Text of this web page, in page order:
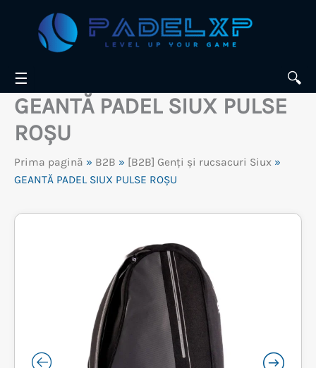
☰ 🔍
GEANTĂ PADEL SIUX PULSE
ROȘU
Prima pagină » B2B » [B2B] Genți și rucsacuri Siux »
GEANTĂ PADEL SIUX PULSE ROȘU